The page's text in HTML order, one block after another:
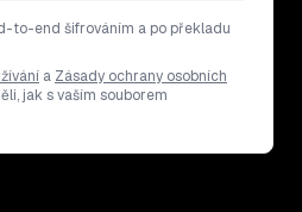
to-end šifrováním a po překladu
a Zásady ochrany osobních
jak s vaším souborem